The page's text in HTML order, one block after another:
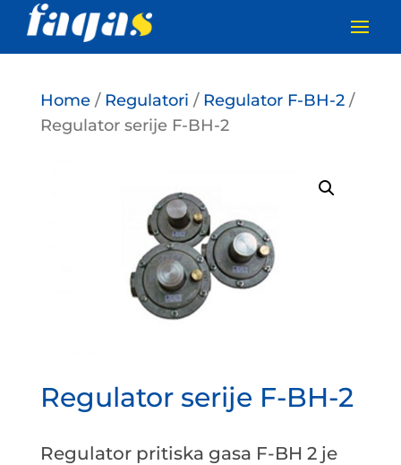
Home/ Regulatori / Regulator F-BH-2/
Regulator serije F-BH-2
Regulator serije F-BH-2
Regulator pritiska gasa F-BH 2 je